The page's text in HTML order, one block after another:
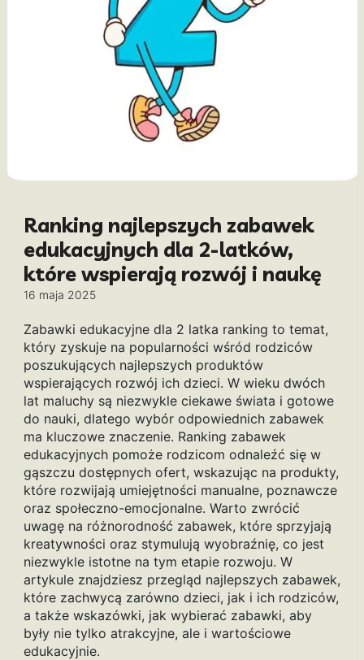
Ranking najlepszych zabawek
edukacyjnych dla 2-latków,
które wspierają rozwój i naukę
16 maja 2025
Zabawki edukacyjne dla 2 latka ranking to temat,
który zyskuje na popularności wśród rodziców
poszukujących najlepszych produktów
wspierających rozwój ich dzieci. W wieku dwóch
lat maluchy są niezwykle ciekawe świata i gotowe
do nauki, dlatego wybór odpowiednich zabawek
ma kluczowe znaczenie. Ranking zabawek
edukacyjnych pomoże rodzicom odnaleźć się w
gąszczu dostępnych ofert, wskazując na produkty,
które rozwijają umiejętności manualne, poznawcze
oraz społeczno-emocjonalne. Warto zwrócić
uwagę na różnorodność zabawek, które sprzyjają
kreatywności oraz stymulują wyobraźnię, co jest
niezwykle istotne na tym etapie rozwoju. W
artykule znajdziesz przegląd najlepszych zabawek,
które zachwycą zarówno dzieci, jak i ich rodziców,
a także wskazówki, jak wybierać zabawki, aby
były nie tylko atrakcyjne, ale i wartościowe
edukacyjnie.